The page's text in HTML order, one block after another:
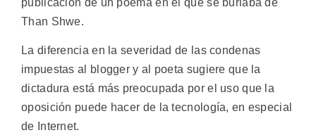
Than Shwe.
La diferencia en la severidad de las condenas
impuestas al blogger y al poeta sugiere que la
dictadura está más preocupada por el uso que la
oposición puede hacer de la tecnología, en especial
de Internet.